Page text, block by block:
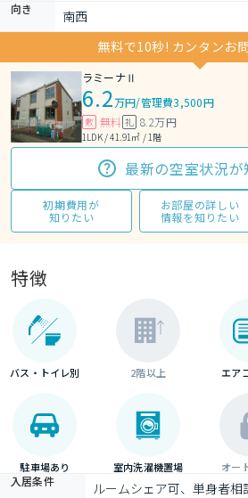
向き
南西
無料で10秒! カンタンお
ラミーナⅡ
6.2万円/管理費3,500円
敷 無料 礼 8.2万円
1LDK / 41.91㎡ / 1階
最新の空室状況が
初期費用が
知りたい
お部屋の詳しい
情報を知りたい
特徴
バス・トイレ別 2階以上 エア
駐車場あり 室内洗濯機置場 オー
入居条件
ルームシェア可、単身者相